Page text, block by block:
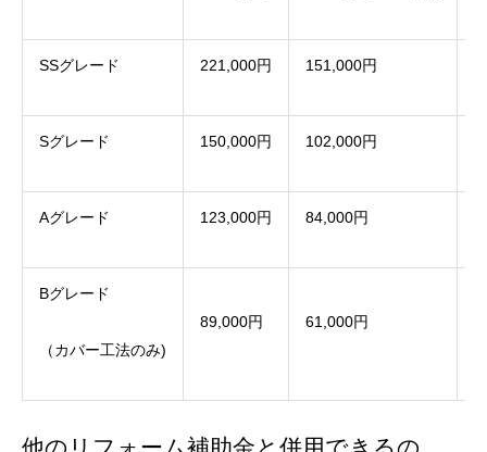
SSグレード 221,000円 151,000円
Sグレード 150,000円 102,000円
Aグレード 123,000円 84,000円
Bグレード
（カバー工法のみ)
89,000円 61,000円